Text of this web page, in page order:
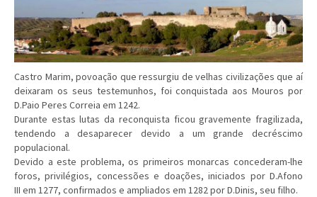
Castro Marim, povoação que ressurgiu de velhas civilizações que aí
deixaram os seus testemunhos, foi conquistada aos Mouros por
D.Paio Peres Correia em 1242.
Durante estas lutas da reconquista ficou gravemente fragilizada,
tendendo a desaparecer devido a um grande decréscimo
populacional.
Devido a este problema, os primeiros monarcas concederam-lhe
foros, privilégios, concessões e doações, iniciados por D.Afono
III em 1277, confirmados e ampliados em 1282 por D.Dinis, seu filho.